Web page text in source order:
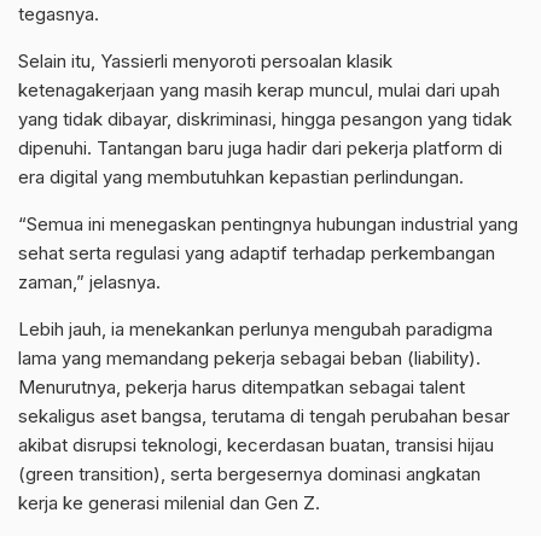
tegasnya.
Selain itu, Yassierli menyoroti persoalan klasik
ketenagakerjaan yang masih kerap muncul, mulai dari upah
yang tidak dibayar, diskriminasi, hingga pesangon yang tidak
dipenuhi. Tantangan baru juga hadir dari pekerja platform di
era digital yang membutuhkan kepastian perlindungan.
“Semua ini menegaskan pentingnya hubungan industrial yang
sehat serta regulasi yang adaptif terhadap perkembangan
zaman,” jelasnya.
Lebih jauh, ia menekankan perlunya mengubah paradigma
lama yang memandang pekerja sebagai beban (liability).
Menurutnya, pekerja harus ditempatkan sebagai talent
sekaligus aset bangsa, terutama di tengah perubahan besar
akibat disrupsi teknologi, kecerdasan buatan, transisi hijau
(green transition), serta bergesernya dominasi angkatan
kerja ke generasi milenial dan Gen Z.